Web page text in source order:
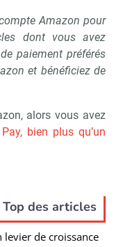
Amazon pour
dont vous avez
paiement préférés
et bénéficiez de
alors vous avez
bien plus qu’un
Top des articles
levier de croissance